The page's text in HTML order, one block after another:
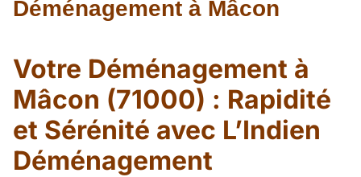
Déménagement à Mâcon
Votre Déménagement à
Mâcon (71000) : Rapidité
et Sérénité avec L’Indien
Déménagement